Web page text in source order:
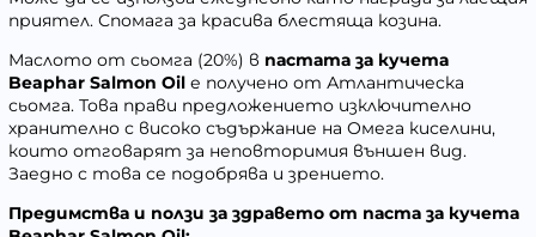
приятел. Спомага за красива блестяща козина.
Маслото от сьомга (20%) в пастата за кучета
Beaphar Salmon Oil е получено от Атлантическа
сьомга. Това прави предложението изключително
хранително с високо съдържание на Омега киселини,
които отговарят за неповторимия външен вид.
Заедно с това се подобрява и зрението.
Предимства и ползи за здравето от паста за кучета